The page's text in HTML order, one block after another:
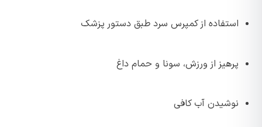
استفاده از کمپرس سرد طبق دستور پزشک
پرهیز از ورزش، سونا و حمام داغ
نوشیدن آب کافی